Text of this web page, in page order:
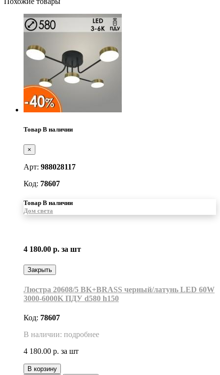
Товар В наличии
×
Арт: 988028117
Код: 78607
Товар В наличии
Дом света
4 180.00 р. за шт
Закрыть
Люстра 20608/5 BK+BRASS черный/латунь LED 60W
3000-6000K ПДУ d580 h150
Код: 78607
В наличии: подробнее
4 180.00 р. за шт
В корзину